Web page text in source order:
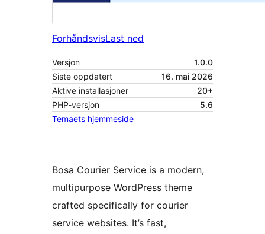
ForhåndsvisLast ned
Versjon
1.0.0
Siste oppdatert
16. mai 2026
Aktive installasjoner
20+
PHP-versjon
5.6
Temaets hjemmeside
Bosa Courier Service is a modern,
multipurpose WordPress theme
crafted specifically for courier
service websites. It’s fast,